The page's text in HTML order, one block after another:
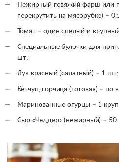
Нежирный говяжий фарш или
перекрутить на мясорубке) –
Томат – один спелый и
Специальные булочки для
шт;
Лук красный (салатный) – 1 шт;
Кетчуп, горчица (готовая) – по
Маринованные огурцы – 1
Сыр «Чеддер» (нежирный) – 50